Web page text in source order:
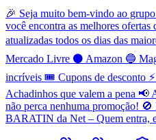
🎉 Seja muito bem-vindo ao
você encontra as melhores
atualizadas todos os dias das
Mercado Livre ⚫ Amazon 🔵
incríveis 🎟️ Cupons de desconto
Achadinhos que valem a pena 📢
não perca nenhuma promoção! 🚫
BARATIN da Net – Quem entra,